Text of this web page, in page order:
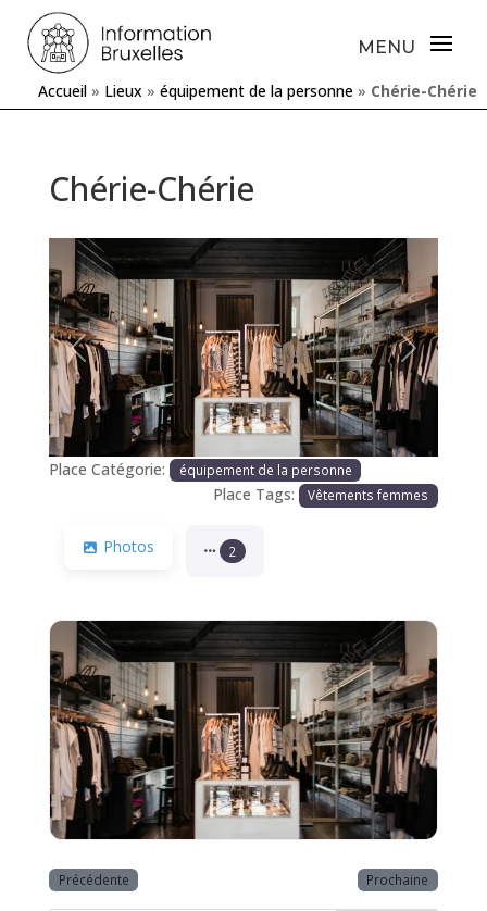
Accueil » Lieux » équipement de la personne » Chérie-Chérie
Chérie-Chérie
Précédente Prochaine
Place Catégorie: équipement de la personne
Place Tags: Vêtements femmes
Photos 2
Précédente Prochaine